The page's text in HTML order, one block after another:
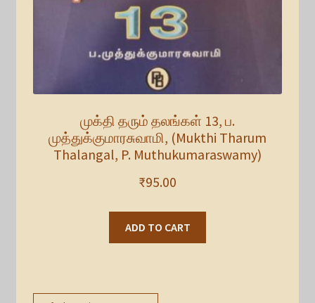
முக்தி தரும் தலங்கள் 13, ப.
முத்துக்குமாரசுவாமி, (Mukthi Tharum
Thalangal, P. Muthukumaraswamy)
₹95.00
ADD TO CART